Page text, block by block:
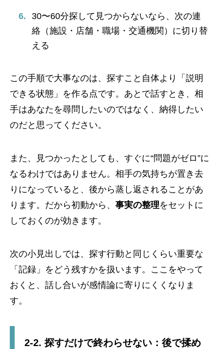
30〜60分探して見つからないなら、次の連
絡（施設・店舗・職場・交通機関）に切り替
える
この手順で大事なのは、探すこと自体より「説明
できる状態」を作る点です。あとで話すとき、相
手はあなたを尋問したいのではなく、納得したい
のだと思ってください。
また、見つかったとしても、すぐに“問題がゼロ”に
なるわけではありません。相手の気持ちが置き去
りになっていると、後から蒸し返されることがあ
ります。だから初動から、 事実の整理をセットに
しておくのが効きます。
次の小見出しでは、探す行動と同じくらい重要な
「記録」をどう残すかを扱います。ここをやって
おくと、話し合いが感情論に寄りにくくなりま
す。
2-2. 探すだけで終わらせない：後で揉め